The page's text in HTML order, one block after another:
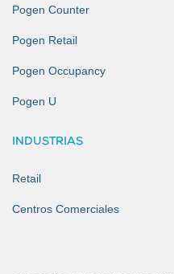
Pogen Counter
Pogen Retail
Pogen Occupancy
Pogen U
INDUSTRIAS
Retail
Centros Comerciales